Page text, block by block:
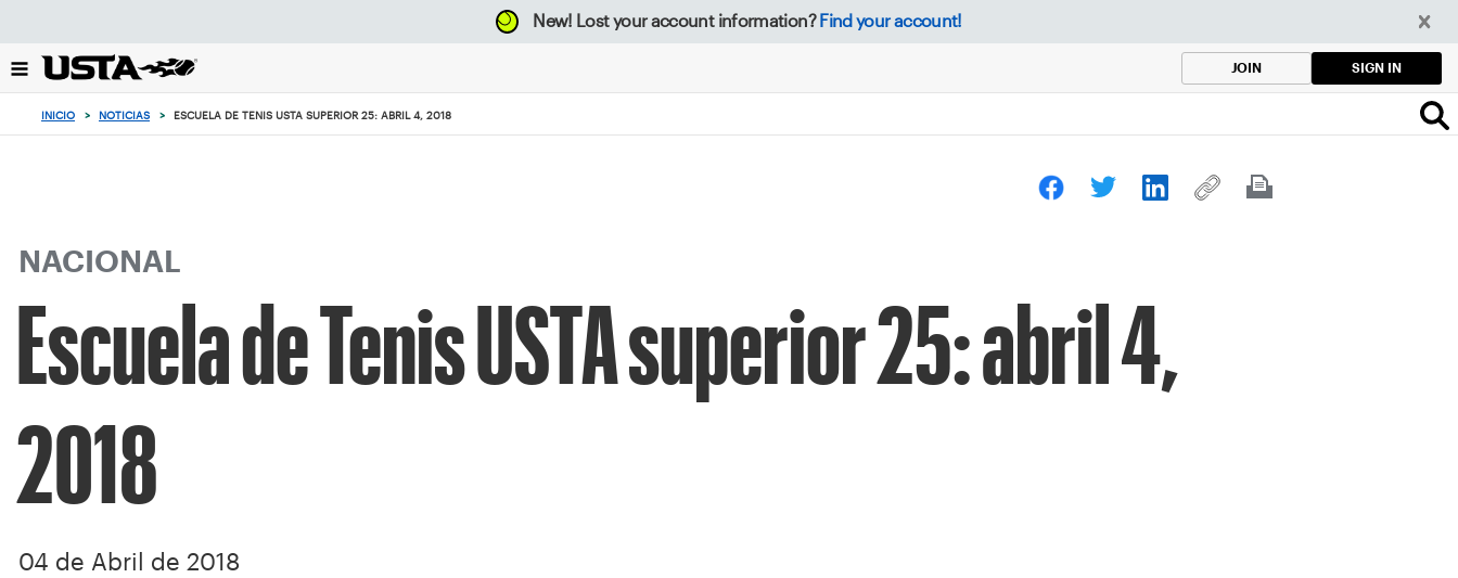
el
botón
New! Lost your account information? Find your account!
JOIN SIGN IN
INICIO > NOTICIAS > ESCUELA DE TENIS USTA SUPERIOR 25: ABRIL 4, 2018
NACIONAL
Escuela de Tenis USTA superior 25: abril 4,
2018
04 de Abril de 2018